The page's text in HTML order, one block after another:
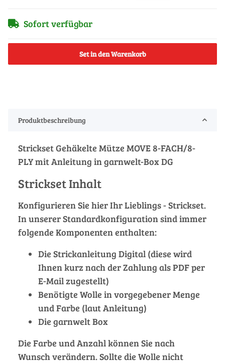
Sofort verfügbar
Set in den Warenkorb
Produktbeschreibung
Strickset Gehäkelte Mütze MOVE 8-FACH/8-
PLY mit Anleitung in garnwelt-Box DG
Strickset Inhalt
Konfigurieren Sie hier Ihr Lieblings - Strickset.
In unserer Standardkonfiguration sind immer
folgende Komponenten enthalten:
Die Strickanleitung Digital (diese wird
Ihnen kurz nach der Zahlung als PDF per
E-Mail zugestellt)
Benötigte Wolle in vorgegebener Menge
und Farbe (laut Anleitung)
Die garnwelt Box
Die Farbe und Anzahl können Sie nach
Wunsch verändern. Sollte die Wolle nicht